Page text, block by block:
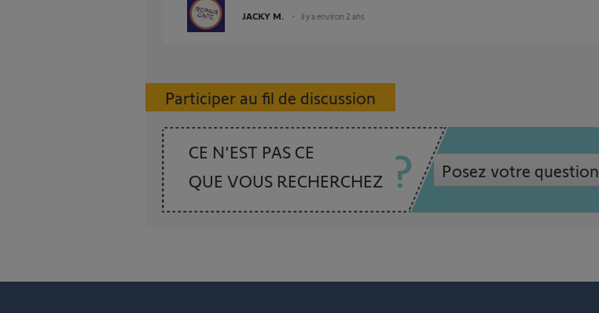
JACKY M. il y a environ 2 ans
Participer au fil de discussion
CE N'EST PAS CE
QUE VOUS RECHERCHEZ
Posez votre question